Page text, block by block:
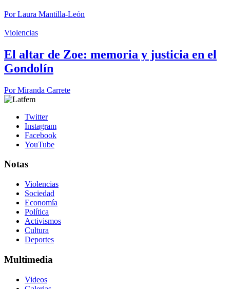
PorLaura Mantilla-León
Violencias
El altar de Zoe: memoria y justicia en el
Gondolín
PorMiranda Carrete
Twitter
Instagram
Facebook
YouTube
Notas
Violencias
Sociedad
Economía
Política
Activismos
Cultura
Deportes
Multimedia
Videos